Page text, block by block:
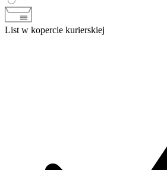
List w kopercie kurierskiej